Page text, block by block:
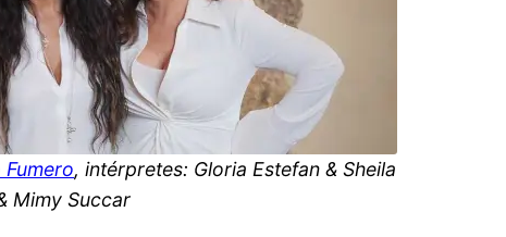
, intérpretes: Gloria Estefan & Sheila
Mimy Succar